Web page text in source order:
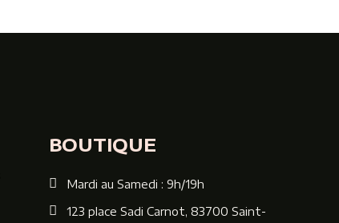
BOUTIQUE
Mardi au Samedi : 9h/19h
123 place Sadi Carnot, 83700 Saint-